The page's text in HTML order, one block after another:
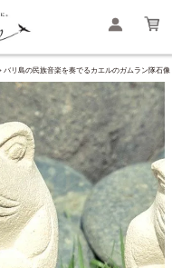
バリ島の民族音楽を奏でるカエルのガムラン隊石像